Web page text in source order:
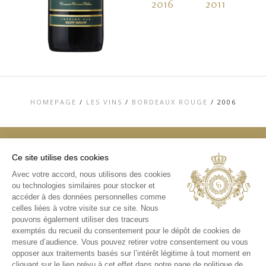
2016 2011
HOMEPAGE / LES VINS / BORDEAUX ROUGE / 2006
CONTACT
MENTIONS LÉGALES
CHARTE DE DONNÉES PERSONNELLES &
COOKIES
MÉDIATHÈQUE
INSTAGRAM
TOP
Ce site utilise des cookies
Avec votre accord, nous utilisons des cookies
ou technologies similaires pour stocker et
accéder à des données personnelles comme
celles liées à votre visite sur ce site. Nous
pouvons également utiliser des traceurs
exemptés du recueil du consentement pour le dépôt de cookies de
mesure d’audience. Vous pouvez retirer votre consentement ou vous
opposer aux traitements basés sur l’intérêt légitime à tout moment en